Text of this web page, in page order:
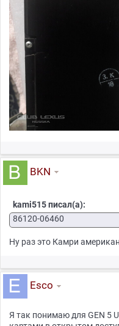
BKN
kami515 писал(а):
86120-06460
Ну раз это Камри
Esco
Я так понимаю для GEN 5